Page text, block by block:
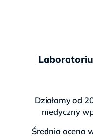
Działamy od
medyczny
Średnia ocena w